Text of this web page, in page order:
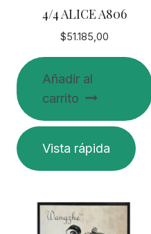
4/4 ALICE A806
$51.185,00
Añadir al
carrito
Vista rápida